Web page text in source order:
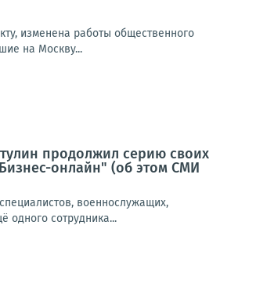
изменена работы общественного
на Москву...
продолжил серию своих
онлайн" (об этом СМИ
военнослужащих,
сотрудника...